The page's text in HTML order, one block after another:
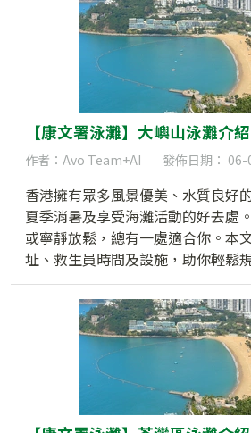
【康文署泳灘】大嶼山泳灘介
作者：Avo Team+AI 發佈日期：
香港擁有眾多風景優美、水質良好
夏季消暑及享受海灘活動的好去處
或寧靜放鬆，總有一處適合你。本
址、救生員時間及設施，助你輕鬆